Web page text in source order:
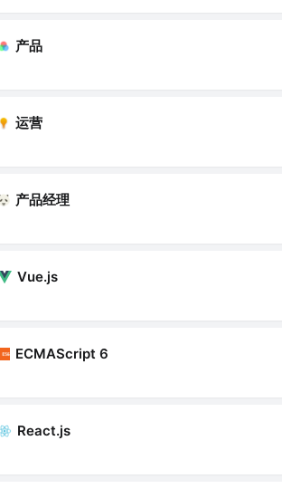
产品
运营
产品经理
Vue.js
ECMAScript 6
React.js